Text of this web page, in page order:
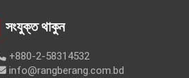
সংযুক্ত থাকুন
+880-2-58314532
info@rangberang.com.bd